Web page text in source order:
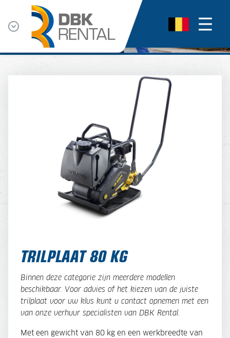
TRILPLAAT 80 KG
Binnen deze categorie zijn meerdere modellen
beschikbaar. Voor advies of het kiezen van de juiste
trilplaat voor uw klus kunt u contact opnemen met een
van onze verhuur specialisten van DBK Rental.
Met een gewicht van 80 kg en een werkbreedte van